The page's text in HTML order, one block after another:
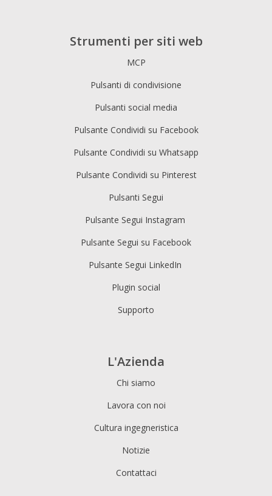
Strumenti per siti web
MCP
Pulsanti di condivisione
Pulsanti social media
Pulsante Condividi su Facebook
Pulsante Condividi su Whatsapp
Pulsante Condividi su Pinterest
Pulsanti Segui
Pulsante Segui Instagram
Pulsante Segui su Facebook
Pulsante Segui LinkedIn
Plugin social
Supporto
L'Azienda
Chi siamo
Lavora con noi
Cultura ingegneristica
Notizie
Contattaci